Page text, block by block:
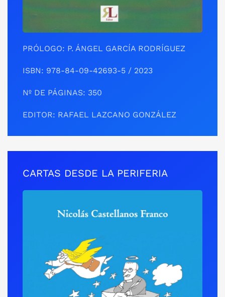
PRÓLOGO: P. ÁNGEL GARCÍA RODRÍGUEZ
ISBN: 978-84-09-42693-5 / 2023
Nº DE PÁGINAS: 350
EDITOR: RAFAEL LAZCANO GONZÁLEZ
CARTAS DESDE LA PERIFERIA